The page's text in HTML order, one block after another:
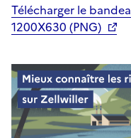
Télécharger le
1200X630 (PNG)